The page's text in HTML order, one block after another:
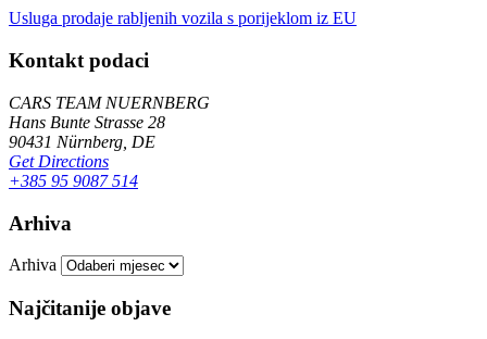
Usluga prodaje rabljenih vozila s porijeklom iz EU
Kontakt podaci
CARS TEAM NUERNBERG
Hans Bunte Strasse 28
90431 Nürnberg, DE
Get Directions
+385 95 9087 514
Arhiva
Arhiva
Najčitanije objave